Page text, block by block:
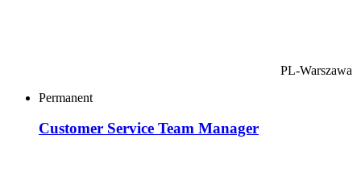
PL-Warszawa
Permanent
Customer Service Team Manager